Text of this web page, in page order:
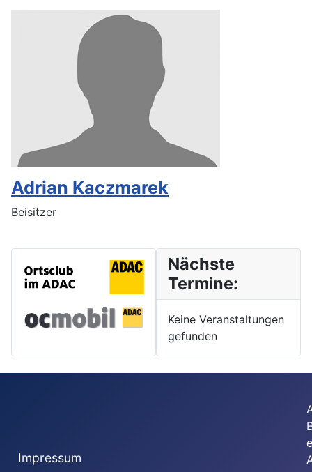
Adrian Kaczmarek
Beisitzer
Nächste
Termine:
Keine Veranstaltungen
gefunden
Impressum